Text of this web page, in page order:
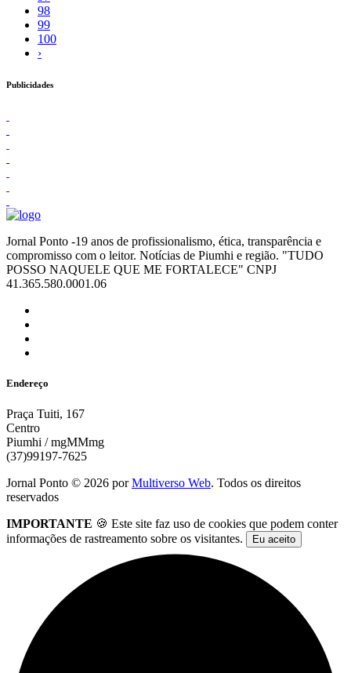
98
99
100
›
Publicidades
Jornal Ponto -19 anos de profissionalismo, ética, transparência e
compromisso com o leitor. Notícias de Piumhi e região. "TUDO
POSSO NAQUELE QUE ME FORTALECE" CNPJ
41.365.580.0001.06
Endereço
Praça Tuiti, 167
Centro
Piumhi / mgMMmg
(37)99197-7625
Jornal Ponto © 2026 porMultiverso Web. Todos os direitos
reservados
IMPORTANTE 🍪 Este site faz uso de cookies que podem conter
informações de rastreamento sobre os visitantes.
Eu aceito